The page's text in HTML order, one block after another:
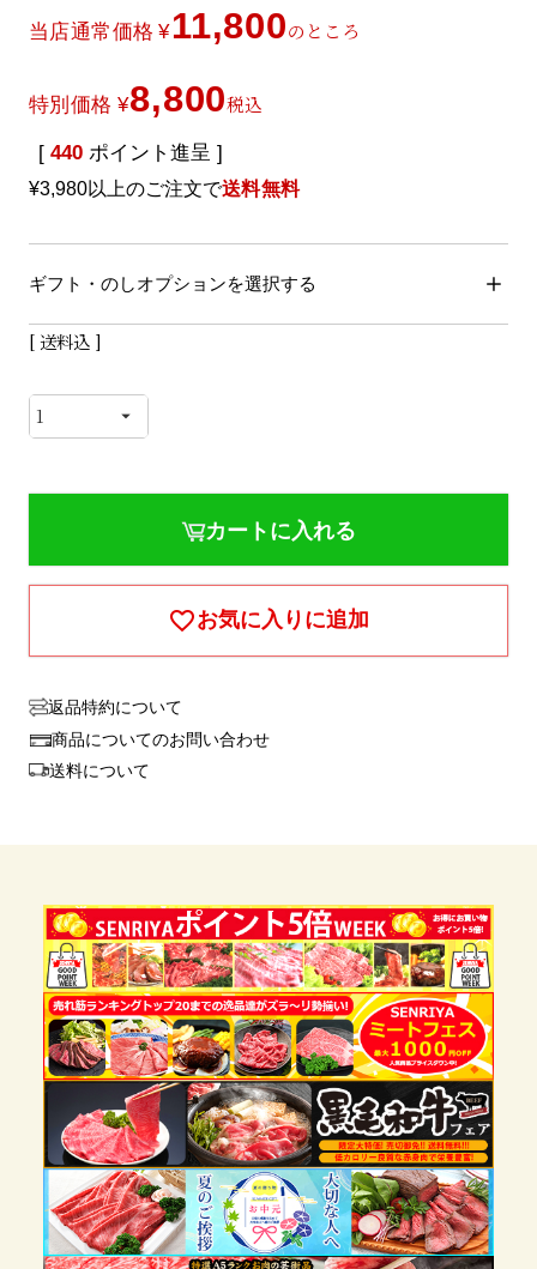
当店通常価格 ¥11,800のところ
特別価格 ¥8,800税込
[ 440 ポイント進呈 ]
¥3,980以上のご注文で送料無料
ギフト・のしオプションを選択する
送料込
お気に入りに追加
カートに入れる
返品特約について
商品についてのお問い合わせ
送料について